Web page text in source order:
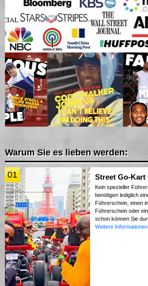
Warum Sie es lieben werden:
01 Street Go-Kart
Kein spezieller
benötigen lediglich
Führerschein, einen
Führerschein oder
schon können Sie
Weitere Informationen